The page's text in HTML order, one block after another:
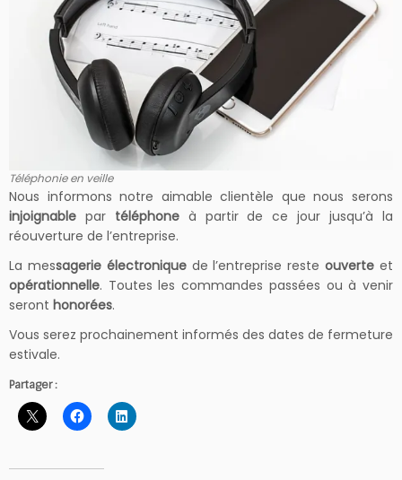
Téléphonie en veille
Nous informons notre aimable clientèle que nous serons
injoignable par téléphoneà partir de ce jour jusqu’à la
réouverture de l’entreprise.
La messagerie électroniquede l’entreprise resteouverte et
opérationnelle. Toutes les commandes passées ou à venir
seront honorées.
Vous serez prochainement informés des dates de fermeture
estivale.
Partager :